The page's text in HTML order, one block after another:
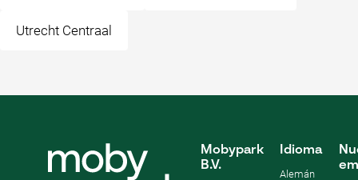
Utrecht Centraal
Mobypark
B.V.
Idioma
Alemán